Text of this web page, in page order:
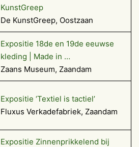
KunstGreep
De KunstGreep, Oostzaan
Expositie 18de en 19de eeuwse
kleding | Made in …
Zaans Museum, Zaandam
Expositie ‘Textiel is tactiel’
Fluxus Verkadefabriek, Zaandam
Expositie Zinnenprikkelend bij